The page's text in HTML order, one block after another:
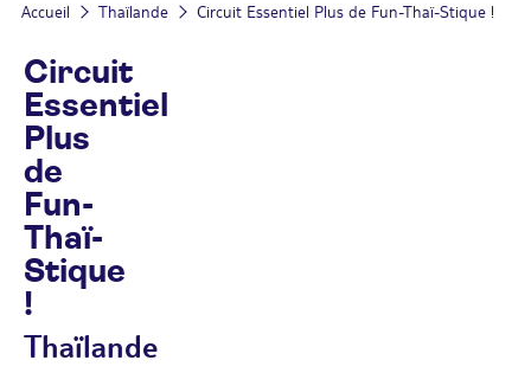
Accueil Thaïlande Circuit Essentiel Plus de Fun-Thaï-Stique !
Circuit
Essentiel
Plus
de
Fun-
Thaï-
Stique
!
Thaïlande